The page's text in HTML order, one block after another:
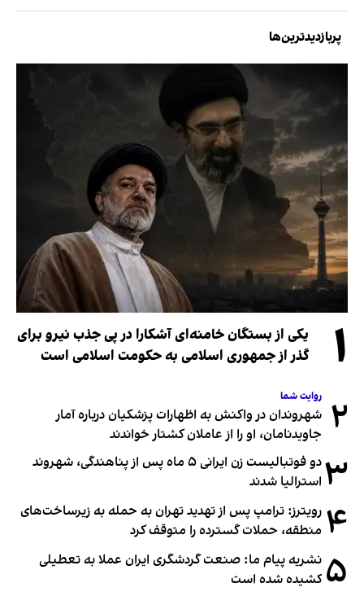
پربازدیدترین‌ها
۱
یکی از بستگان خامنه‌ای آشکارا در پی جذب نیرو برای
گذر از جمهوری اسلامی به حکومت اسلامی است
۲ روایت شما
شهروندان در واکنش به اظهارات پزشکیان درباره آمار
جاویدنامان، او را از عاملان کشتار خواندند
۳
دو فوتبالیست زن ایرانی ۵ ماه پس از پناهندگی، شهروند
استرالیا شدند
۴ رویترز: ترامپ پس از تهدید تهران به حمله به زیرساخت‌های
منطقه، حملات گسترده را متوقف کرد
۵ نشریه پیام ما: صنعت گردشگری ایران عملا به تعطیلی
کشیده شده است